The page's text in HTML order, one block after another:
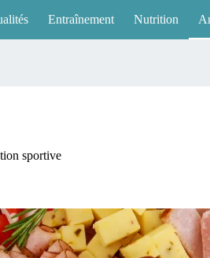
Entraînement Nutrition
sportive